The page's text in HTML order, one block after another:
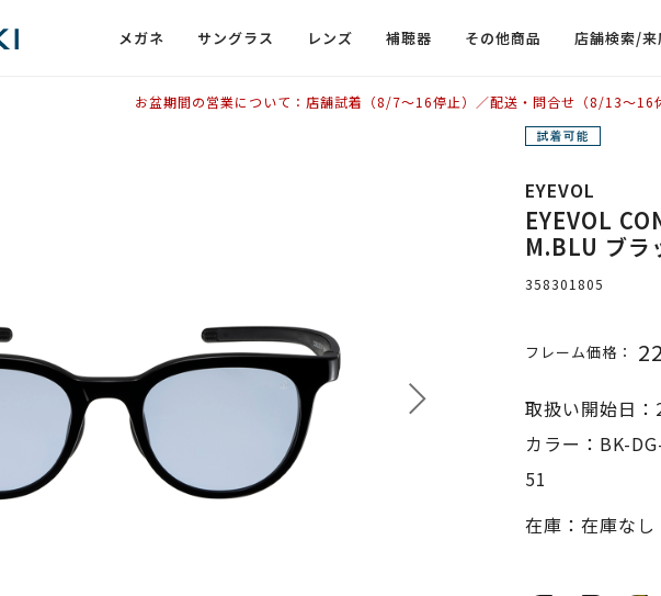
メガネ サングラス レンズ 補聴器 その他商品 店舗検索/
お盆期間の営業について：店舗試着（8/7〜16停止）／配送・問合せ（8/13〜16
EYEVOL
EYEVOL
M.BLU ブラ
358301805
フレーム価格：
取扱い開始日
カラー：BK-
51
在庫：在庫なし